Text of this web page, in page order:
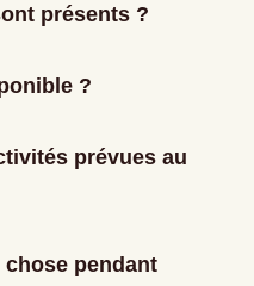
présents ?
?
prévues au
pendant